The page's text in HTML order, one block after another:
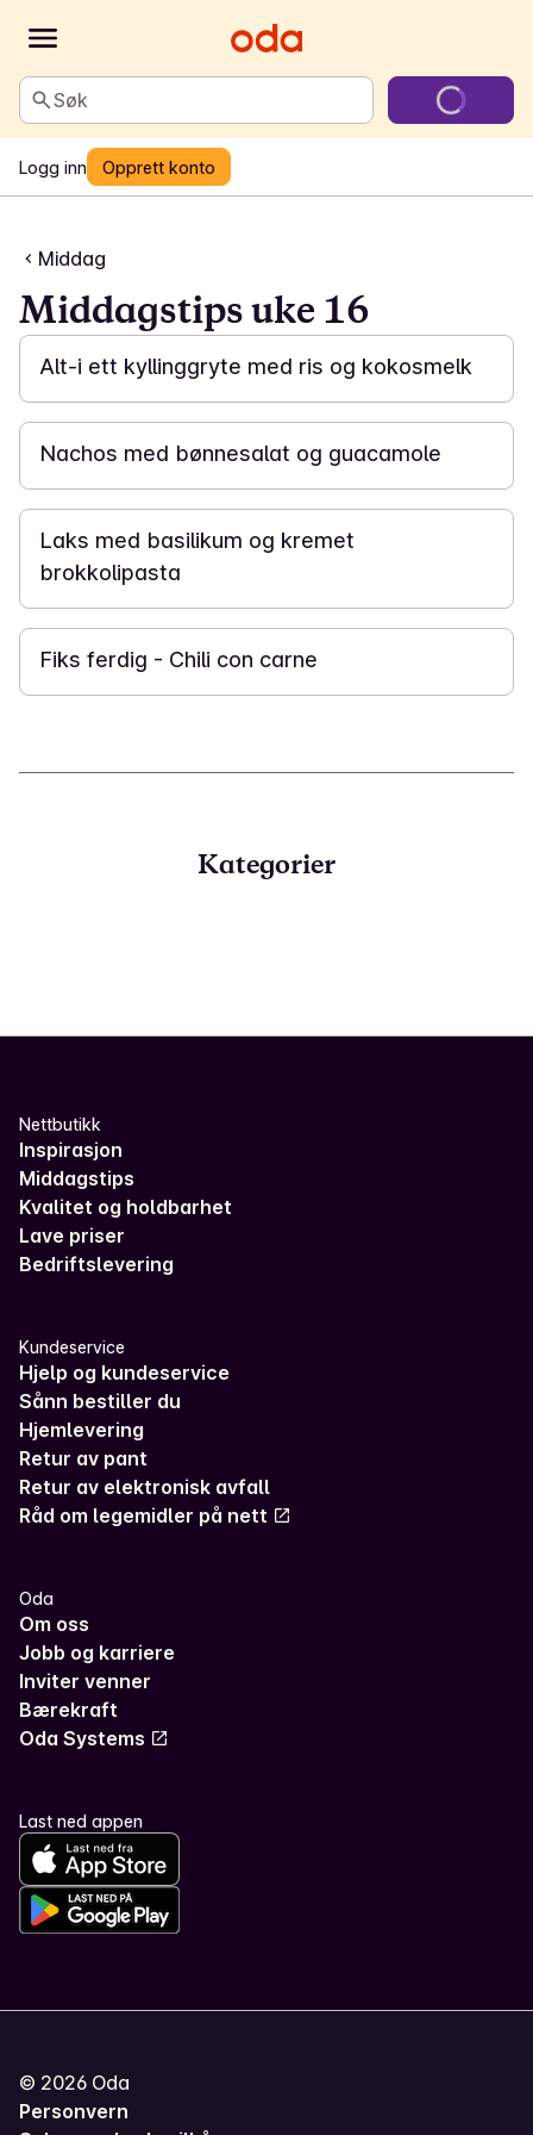
Søk
Logg inn Opprett konto
Middag
Middagstips uke 16
40 min
Alt-i ett kyllinggryte med ris og kokosmelk
1 t
Nachos med bønnesalat og guacamole
20 min
Laks med basilikum og kremet
brokkolipasta
15 min
Fiks ferdig - Chili con carne
Kategorier
Nettbutikk
Inspirasjon
Middagstips
Kvalitet og holdbarhet
Lave priser
Bedriftslevering
Kundeservice
Hjelp og kundeservice
Sånn bestiller du
Hjemlevering
Retur av pant
Retur av elektronisk avfall
Råd om legemidler på nett
Oda
Om oss
Jobb og karriere
Inviter venner
Bærekraft
Oda Systems
Last ned appen
© 2026 Oda
Personvern